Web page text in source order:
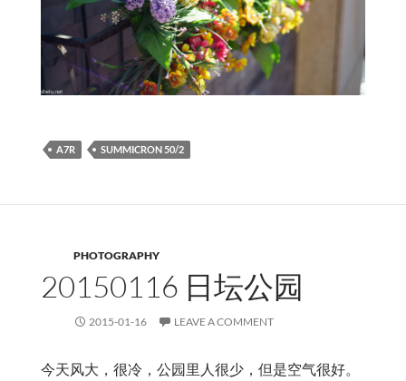
A7R SUMMICRON 50/2
PHOTOGRAPHY
20150116 日坛公园
2015-01-16 LEAVE A COMMENT
今天风大，很冷，公园里人很少，但是空气很好。